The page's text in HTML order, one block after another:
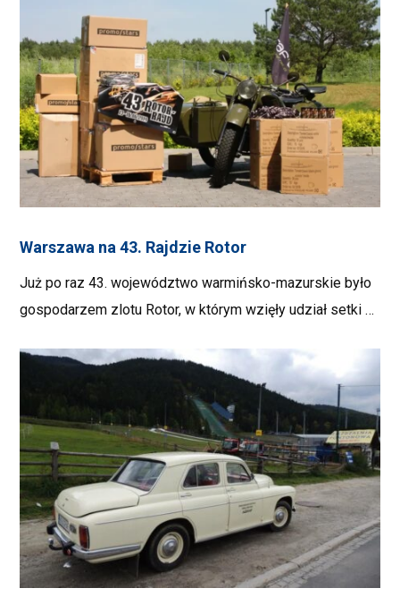
Warszawa na 43. Rajdzie Rotor
Już po raz 43. województwo warmińsko-mazurskie było
gospodarzem zlotu Rotor, w którym wzięły udział setki …